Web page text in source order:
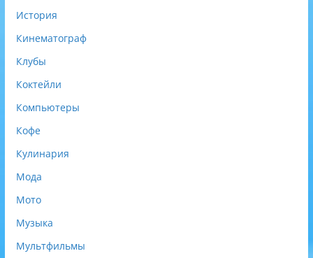
История
Кинематограф
Клубы
Коктейли
Компьютеры
Кофе
Кулинария
Мода
Мото
Музыка
Мультфильмы